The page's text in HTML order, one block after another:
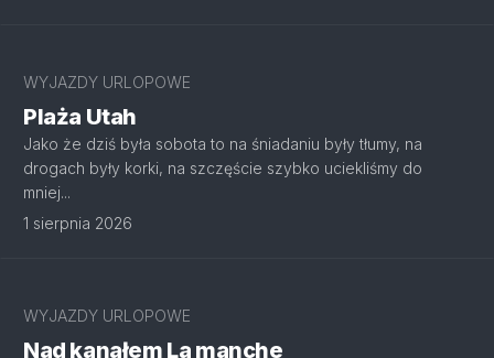
WYJAZDY URLOPOWE
Plaża Utah
Jako że dziś była sobota to na śniadaniu były tłumy, na
drogach były korki, na szczęście szybko uciekliśmy do
mniej...
1 sierpnia 2026
WYJAZDY URLOPOWE
Nad kanałem La manche